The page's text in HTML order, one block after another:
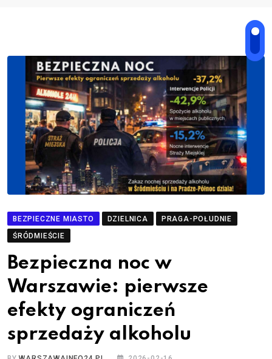
BEZPIECZNE MIASTO DZIELNICA
PRAGA-POŁUDNIE
ŚRÓDMIEŚCIE
Bezpieczna noc w
Warszawie: pierwsze
efekty ograniczeń
sprzedaży alkoholu